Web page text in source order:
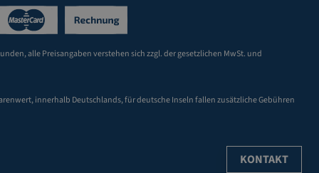
alle Preisangaben verstehen sich zzgl. der gesetzlichen MwSt. und
innerhalb Deutschlands, für deutsche Inseln fallen zusätzliche Gebühren
KONTAKT